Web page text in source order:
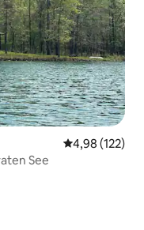
4,98 (122)
See